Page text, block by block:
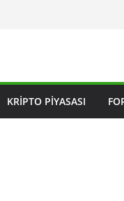
KRIPTO PIYASASI